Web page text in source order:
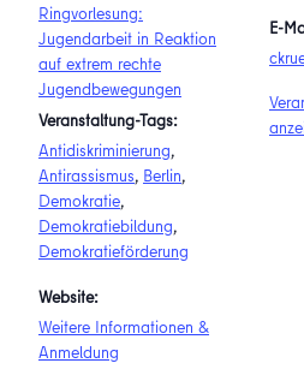
Ringvorlesung:
Jugendarbeit in Reaktion
auf extrem rechte
Jugendbewegungen
Veranstaltung-Tags:
Antidiskriminierung,
Antirassismus, Berlin,
Demokratie,
Demokratiebildung,
Demokratieförderung
Website:
Weitere Informationen &
Anmeldung
E-